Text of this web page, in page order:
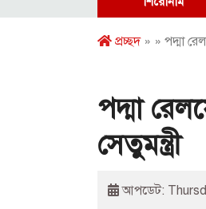
প্রচ্ছদ» » পদ্মা
পদ্মা
সেতুমন্ত্রী
আপডেট: